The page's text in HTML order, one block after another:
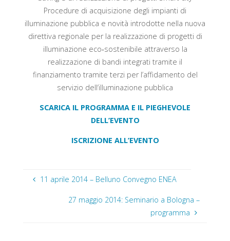
Procedure di acquisizione degli impianti di
illuminazione pubblica e novità introdotte nella nuova
direttiva regionale per la realizzazione di progetti di
illuminazione eco‐sostenibile attraverso la
realizzazione di bandi integrati tramite il
finanziamento tramite terzi per l’affidamento del
servizio dell’illuminazione pubblica
SCARICA IL PROGRAMMA E IL PIEGHEVOLE
DELL’EVENTO
ISCRIZIONE ALL’EVENTO
11 aprile 2014 – Belluno Convegno ENEA
27 maggio 2014: Seminario a Bologna –
programma